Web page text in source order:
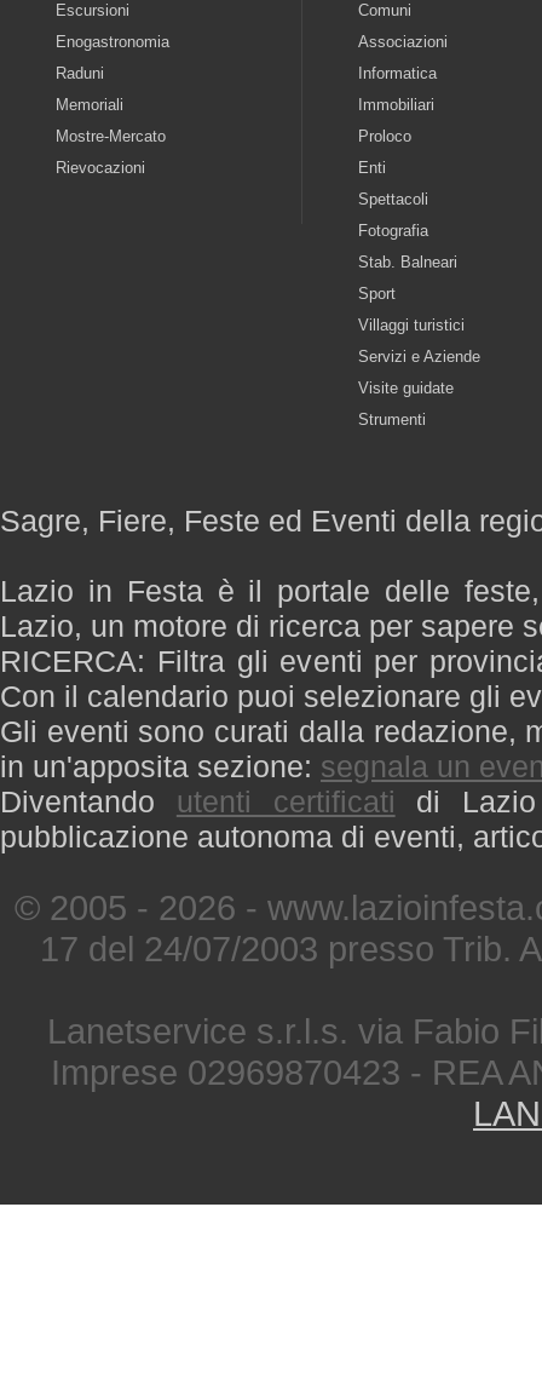
Escursioni
Enogastronomia
Raduni
Memoriali
Mostre-Mercato
Rievocazioni
Comuni
Associazioni
Informatica
Immobiliari
Proloco
Enti
Spettacoli
Fotografia
Stab. Balneari
Sport
Villaggi turistici
Servizi e Aziende
Visite guidate
Strumenti
Sagre, Fiere, Feste ed Eventi della
Lazio in Festa è il portale delle
Lazio, un motore di ricerca per sapere
RICERCA: Filtra gli eventi per
Con il calendario puoi selezionare gli
Gli eventi sono curati dalla redazione,
in un'apposita sezione: segnala un
Diventando utenti certificati di
pubblicazione autonoma di eventi,
© 2005 - 2026 -
17 del 24/07/2003 presso Trib.
Lanetservice s.r.l.s. via Fabio
Imprese 02969870423 - REA